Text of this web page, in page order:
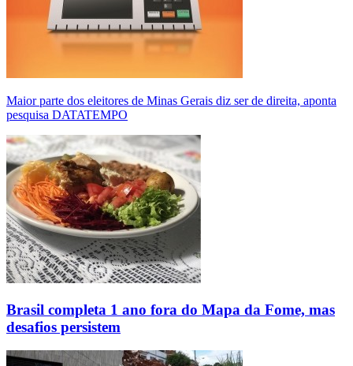
Maior parte dos eleitores de Minas Gerais diz ser de direita, aponta
pesquisa DATATEMPO
Brasil completa 1 ano fora do Mapa da Fome, mas
desafios persistem